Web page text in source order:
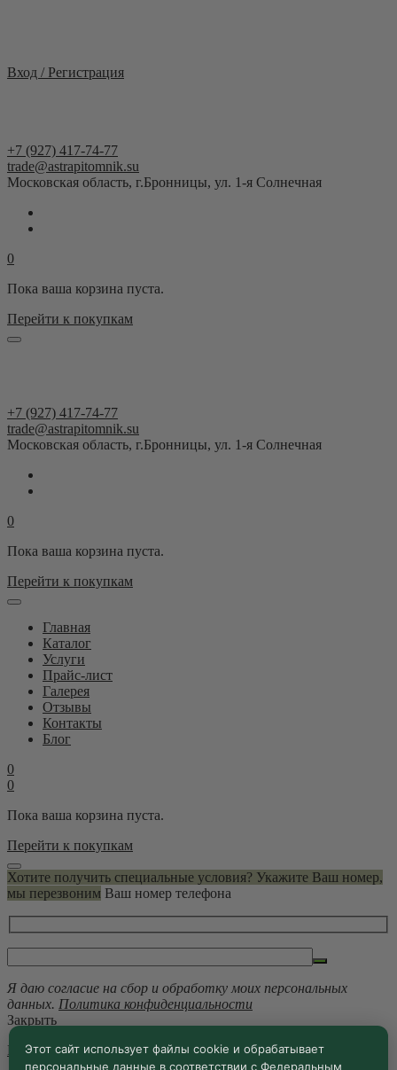
Вход / Регистрация
+7 (927) 417-74-77
trade@astrapitomnik.su
Московская область, г.Бронницы, ул. 1-я Солнечная
0
Пока ваша корзина пуста.
Перейти к покупкам
+7 (927) 417-74-77
trade@astrapitomnik.su
Московская область, г.Бронницы, ул. 1-я Солнечная
0
Пока ваша корзина пуста.
Перейти к покупкам
Главная
Каталог
Услуги
Прайс-лист
Галерея
Отзывы
Контакты
Блог
0
0
Пока ваша корзина пуста.
Перейти к покупкам
Хотите получить специальные условия? Укажите Ваш номер,
мы перезвоним Ваш номер телефона
Я даю согласие на сбор и обработку моих персональных
данных. Политика конфиденциальности
Закрыть
Главная /Лорберг
Этот сайт использует файлы cookie и обрабатывает
персональные данные в соответствии с Федеральным